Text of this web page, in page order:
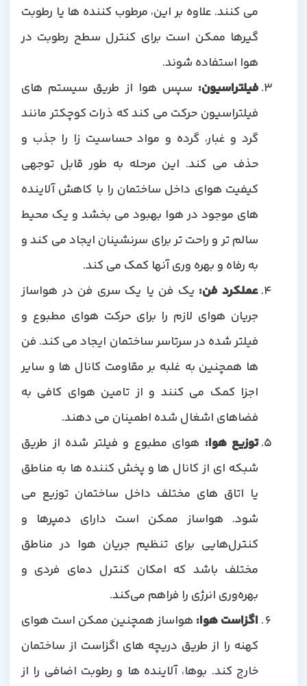
می کنند. علاوه بر این، مرطوب کننده ها یا رطوبت
گیرها ممکن است برای کنترل سطح رطوبت در
هوا استفاده شوند.
فیلتراسیون: سپس هوا از طریق سیستم های
فیلتراسیون حرکت می کند که ذرات کوچکتر مانند
گرد و غبار، گرده و مواد حساسیت زا را جذب و
حذف می کند. این مرحله به طور قابل توجهی
کیفیت هوای داخل ساختمان را با کاهش آلاینده
های موجود در هوا بهبود می بخشد و یک محیط
سالم تر و راحت تر برای سرنشینان ایجاد می کند و
به رفاه و بهره وری آنها کمک می کند.
عملکرد فن: یک فن یا یک سری فن در هواساز
جریان هوای لازم را برای حرکت هوای مطبوع و
فیلتر شده در سرتاسر ساختمان ایجاد می کند. فن
ها همچنین به غلبه بر مقاومت کانال ها و سایر
اجزا کمک می کنند و از تامین هوای کافی به
فضاهای اشغال شده اطمینان می دهند.
توزیع هوا: هوای مطبوع و فیلتر شده از طریق
شبکه ای از کانال ها و پخش کننده ها به مناطق
یا اتاق های مختلف داخل ساختمان توزیع می
شود. هواساز ممکن است دارای دمپرها و
کنترل‌هایی برای تنظیم جریان هوا در مناطق
مختلف باشد که امکان کنترل دمای فردی و
بهره‌وری انرژی را فراهم می‌کند.
اگزاست هوا: هواساز همچنین ممکن است هوای
کهنه را از طریق دریچه های اگزاست از ساختمان
خارج کند. بوها، آلاینده ها و رطوبت اضافی را از